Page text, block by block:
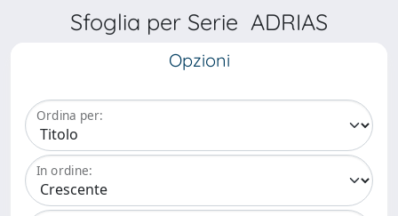
Sfoglia per Serie ADRIAS
Opzioni
Ordina per:
In ordine: